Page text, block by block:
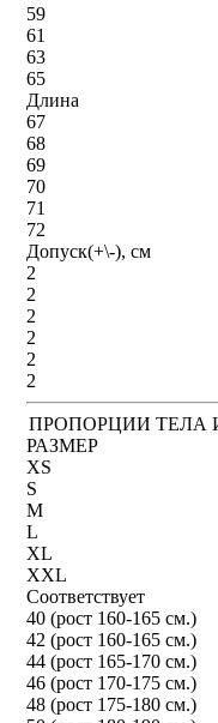
59
61
63
65
Длина
67
68
69
70
71
72
Допуск(+\-), см
2
2
2
2
2
2
ПРОПОРЦИИ ТЕЛА
РАЗМЕР
XS
S
M
L
XL
XXL
Соответствует
40 (рост 160-165 см.)
42 (рост 160-165 см.)
44 (рост 165-170 см.)
46 (рост 170-175 см.)
48 (рост 175-180 см.)